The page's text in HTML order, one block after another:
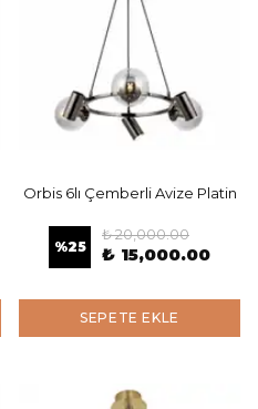
Orbis 6lı Çemberli Avize Platin
%25
₺ 20,000.00
₺ 15,000.00
SEPETE EKLE